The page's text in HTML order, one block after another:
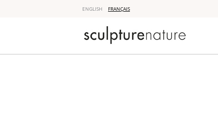
ENGLISH FRANÇAIS